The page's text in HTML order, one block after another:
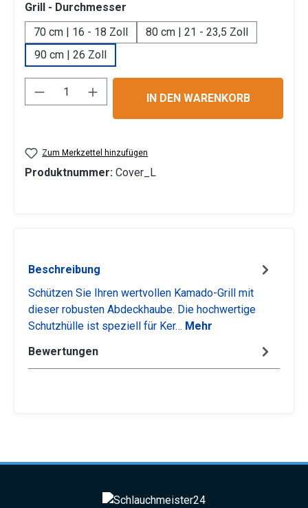
Grill - Durchmesser
70 cm | 16 - 18 Zoll
80 cm | 21 - 23,5 Zoll
90 cm | 26 Zoll
Produkt Anzahl: Gib den gewünschten
IN DEN WARENKORB
Zum Merkzettel hinzufügen
Produktnummer: Cover_L
Beschreibung
Schützen Sie Ihren wertvollen Kamado-Grill mit
dieser robusten Abdeckhaube. Die hochwertige
Schutzhülle ist speziell für Ker… Mehr
Bewertungen